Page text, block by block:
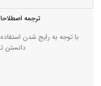
ترجمه
با توجه به رایج شدن
دانستن